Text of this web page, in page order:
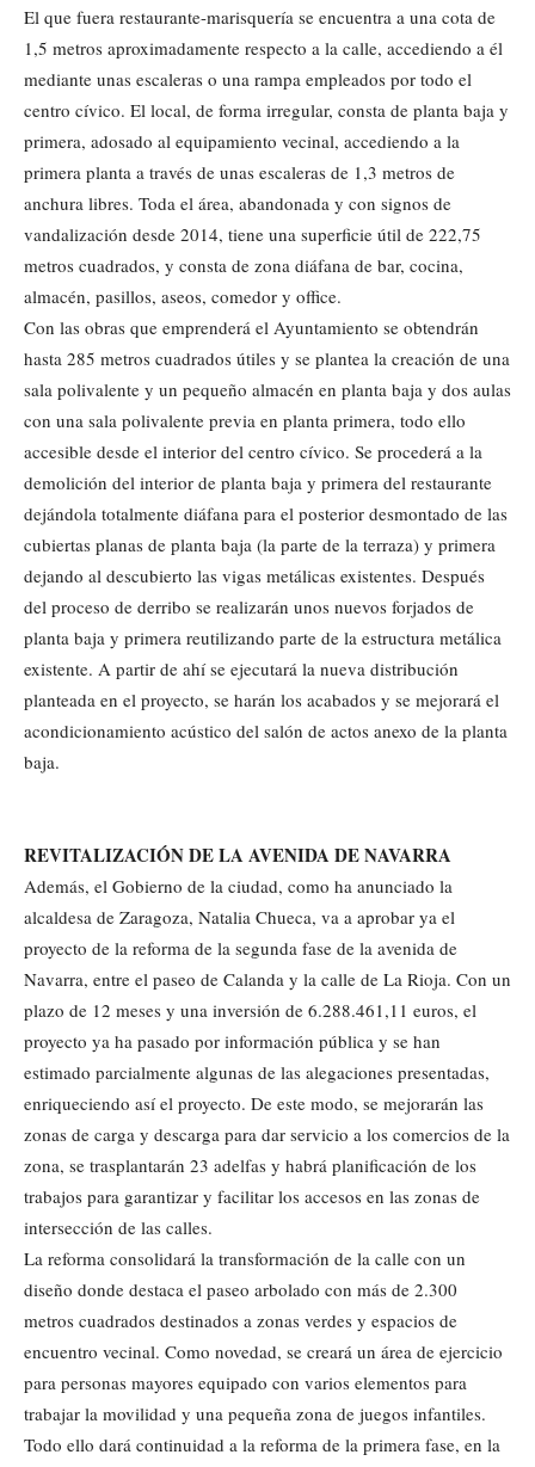
El que fuera restaurante-marisquería se encuentra a una cota de
1,5 metros aproximadamente respecto a la calle, accediendo a él
mediante unas escaleras o una rampa empleados por todo el
centro cívico. El local, de forma irregular, consta de planta baja y
primera, adosado al equipamiento vecinal, accediendo a la
primera planta a través de unas escaleras de 1,3 metros de
anchura libres. Toda el área, abandonada y con signos de
vandalización desde 2014, tiene una superficie útil de 222,75
metros cuadrados, y consta de zona diáfana de bar, cocina,
almacén, pasillos, aseos, comedor y office.
Con las obras que emprenderá el Ayuntamiento se obtendrán
hasta 285 metros cuadrados útiles y se plantea la creación de una
sala polivalente y un pequeño almacén en planta baja y dos aulas
con una sala polivalente previa en planta primera, todo ello
accesible desde el interior del centro cívico. Se procederá a la
demolición del interior de planta baja y primera del restaurante
dejándola totalmente diáfana para el posterior desmontado de las
cubiertas planas de planta baja (la parte de la terraza) y primera
dejando al descubierto las vigas metálicas existentes. Después
del proceso de derribo se realizarán unos nuevos forjados de
planta baja y primera reutilizando parte de la estructura metálica
existente. A partir de ahí se ejecutará la nueva distribución
planteada en el proyecto, se harán los acabados y se mejorará el
acondicionamiento acústico del salón de actos anexo de la planta
baja.
REVITALIZACIÓN DE LA AVENIDA DE NAVARRA
Además, el Gobierno de la ciudad, como ha anunciado la
alcaldesa de Zaragoza, Natalia Chueca, va a aprobar ya el
proyecto de la reforma de la segunda fase de la avenida de
Navarra, entre el paseo de Calanda y la calle de La Rioja. Con un
plazo de 12 meses y una inversión de 6.288.461,11 euros, el
proyecto ya ha pasado por información pública y se han
estimado parcialmente algunas de las alegaciones presentadas,
enriqueciendo así el proyecto. De este modo, se mejorarán las
zonas de carga y descarga para dar servicio a los comercios de la
zona, se trasplantarán 23 adelfas y habrá planificación de los
trabajos para garantizar y facilitar los accesos en las zonas de
intersección de las calles.
La reforma consolidará la transformación de la calle con un
diseño donde destaca el paseo arbolado con más de 2.300
metros cuadrados destinados a zonas verdes y espacios de
encuentro vecinal. Como novedad, se creará un área de ejercicio
para personas mayores equipado con varios elementos para
trabajar la movilidad y una pequeña zona de juegos infantiles.
Todo ello dará continuidad a la reforma de la primera fase, en la